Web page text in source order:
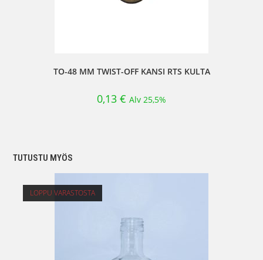
TO-48 MM TWIST-OFF KANSI RTS KULTA
0,13 € Alv 25,5%
TUTUSTU MYÖS
LOPPU VARASTOSTA